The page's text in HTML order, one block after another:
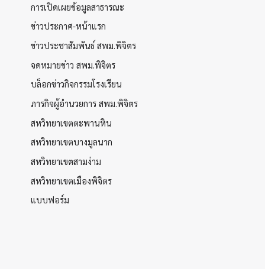
การเปิดเผยข้อมูลสาธารณะ
ข่าวประกาศ-หน้าแรก
ข่าวประชาสัมพันธ์ สพม.พิจิตร
จดหมายข่าว สพม.พิจิตร
บล็อกข่าวกิจกรรมโรงเรียน
ภารกิจผู้อำนวยการ สพม.พิจิตร
สหวิทยาเขตตะพานหิน
สหวิทยาเขตบางมูลนาก
สหวิทยาเขตสามง่าม
สหวิทยาเขตเมืองพิจิตร
แบบฟอร์ม